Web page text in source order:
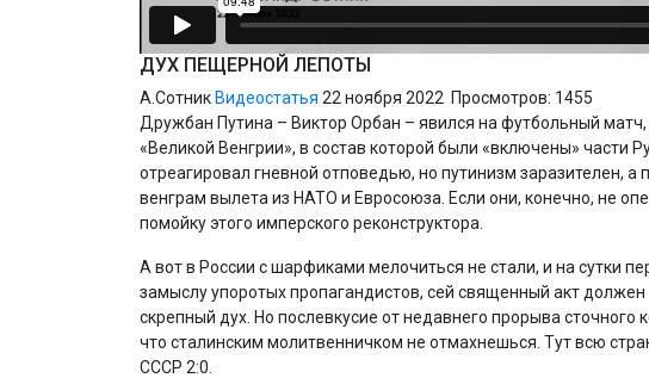
ДУХ ПЕЩЕРНОЙ ЛЕПОТЫ
А.Сотник Видеостатья 22 ноября 2022 Просмотров: 1455
Дружбан Путина – Виктор Орбан – явился на футбольный
«Великой Венгрии», в состав которой были «включены» части
отреагировал гневной отповедью, но путинизм заразителен,
венграм вылета из НАТО и Евросоюза. Если они, конечно, не
помойку этого имперского реконструктора.
А вот в России с шарфиками мелочиться не стали, и на сутки
замыслу упоротых пропагандистов, сей священный акт
скрепный дух. Но послевкусие от недавнего прорыва сточного
что сталинским молитвенничком не отмахнешься. Тут всю
СССР 2:0.